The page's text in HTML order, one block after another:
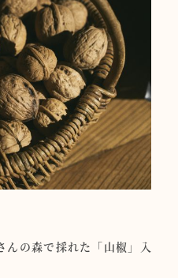
んの森で採れた「山椒」入